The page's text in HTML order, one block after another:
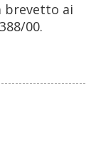
brevetto ai
00.